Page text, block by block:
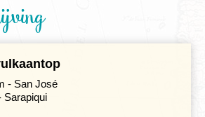
- San José
Sarapiqui